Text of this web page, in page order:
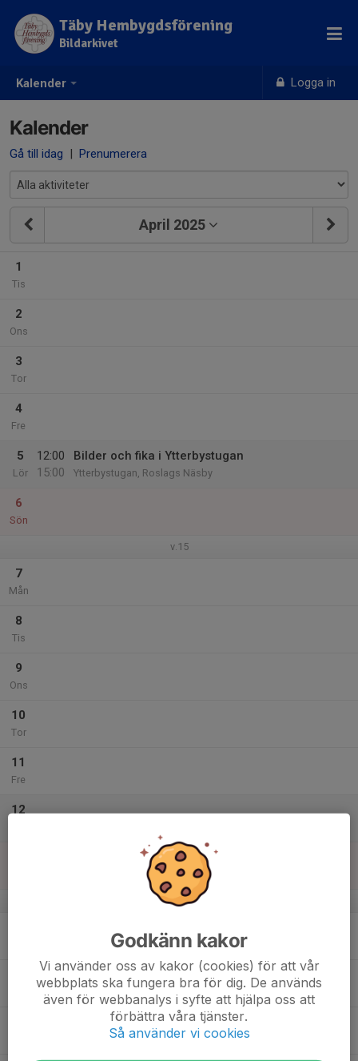
Kalender Logga in
Täby Hembygdsförening
Bildarkivet
Kalender
Gå till idag | Prenumerera
April 2025
1
Tis
2
Ons
3
Tor
4
Fre
5
Lör
12:00
15:00
Bilder och fika i Ytterbystugan
Ytterbystugan, Roslags Näsby
6
Sön
v.15
7
Mån
8
Tis
9
Ons
10
Tor
11
Fre
12
v.16
Godkänn kakor
Vi använder oss av kakor (cookies) för att vår
webbplats ska fungera bra för dig. De används
även för webbanalys i syfte att hjälpa oss att
förbättra våra tjänster.
Så använder vi cookies